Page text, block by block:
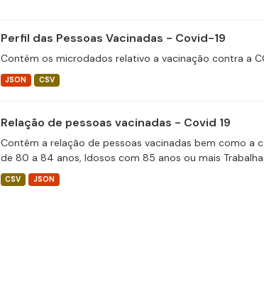
Perfil das Pessoas Vacinadas - Covid-19
Contém os microdados relativo a vacinação contra a
JSON CSV
Relação de pessoas vacinadas - Covid 19
Contém a relação de pessoas vacinadas bem como a
de 80 a 84 anos, Idosos com 85 anos ou mais
CSV JSON